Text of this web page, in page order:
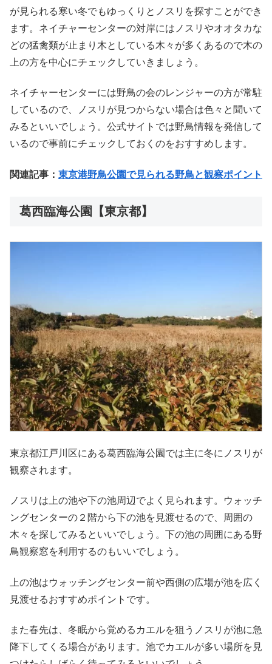
が見られる寒い冬でもゆっくりとノスリを探すことができ
ます。ネイチャーセンターの対岸にはノスリやオオタカな
どの猛禽類が止まり木としている木々が多くあるので木の
上の方を中心にチェックしていきましょう。
ネイチャーセンターには野鳥の会のレンジャーの方が常駐
しているので、ノスリが見つからない場合は色々と聞いて
みるといいでしょう。公式サイトでは野鳥情報を発信して
いるので事前にチェックしておくのをおすすめします。
関連記事： 東京港野鳥公園で見られる野鳥と観察ポイント
葛西臨海公園【東京都】
東京都江戸川区にある葛西臨海公園では主に冬にノスリが
観察されます。
ノスリは上の池や下の池周辺でよく見られます。ウォッチ
ングセンターの２階から下の池を見渡せるので、周囲の
木々を探してみるといいでしょう。下の池の周囲にある野
鳥観察窓を利用するのもいいでしょう。
上の池はウォッチングセンター前や西側の広場が池を広く
見渡せるおすすめポイントです。
また春先は、冬眠から覚めるカエルを狙うノスリが池に急
降下してくる場合があります。池でカエルが多い場所を見